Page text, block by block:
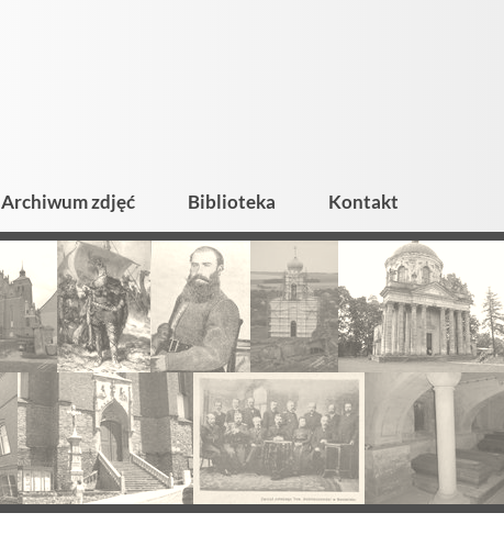
Archiwum zdjęć Biblioteka Kontakt